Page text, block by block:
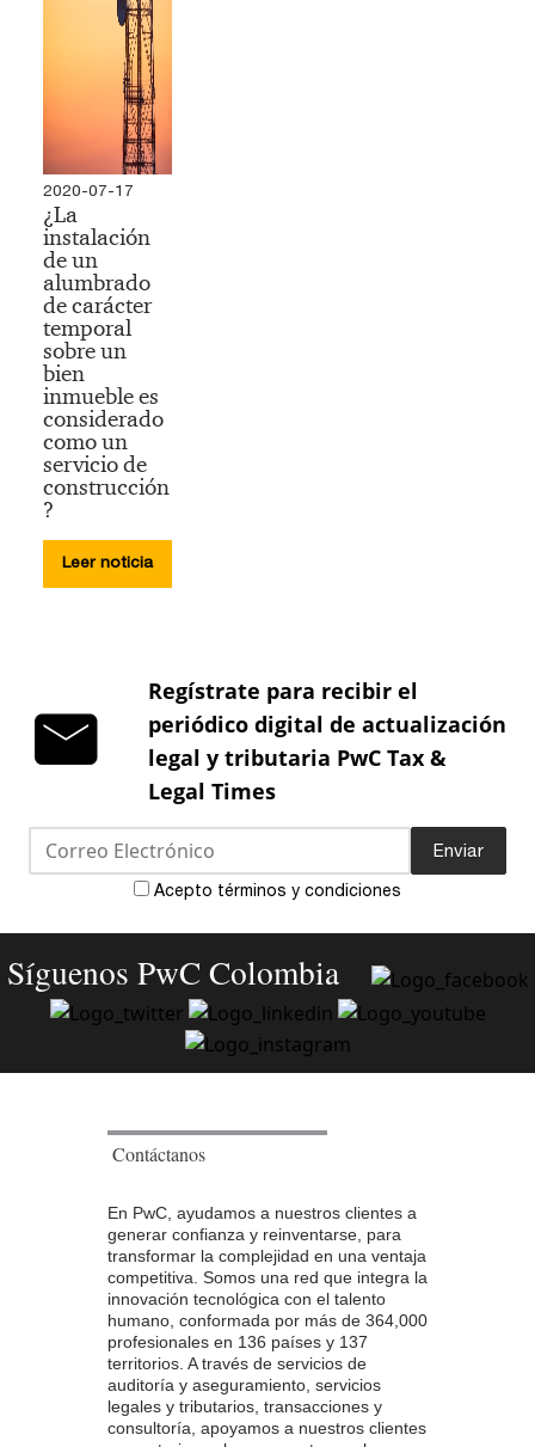
2020-07-17
¿La
instalación
de un
alumbrado
de carácter
temporal
sobre un
bien
inmueble es
considerado
como un
servicio de
construcción
?
Leer noticia
Regístrate para recibir el
periódico digital de actualización
legal y tributaria PwC Tax &
Legal Times
Enviar
Acepto términos y condiciones
Síguenos PwC Colombia
Contáctanos
En PwC, ayudamos a nuestros clientes a
generar confianza y reinventarse, para
transformar la complejidad en una ventaja
competitiva. Somos una red que integra la
innovación tecnológica con el talento
humano, conformada por más de 364,000
profesionales en 136 países y 137
territorios. A través de servicios de
auditoría y aseguramiento, servicios
legales y tributarios, transacciones y
consultoría, apoyamos a nuestros clientes